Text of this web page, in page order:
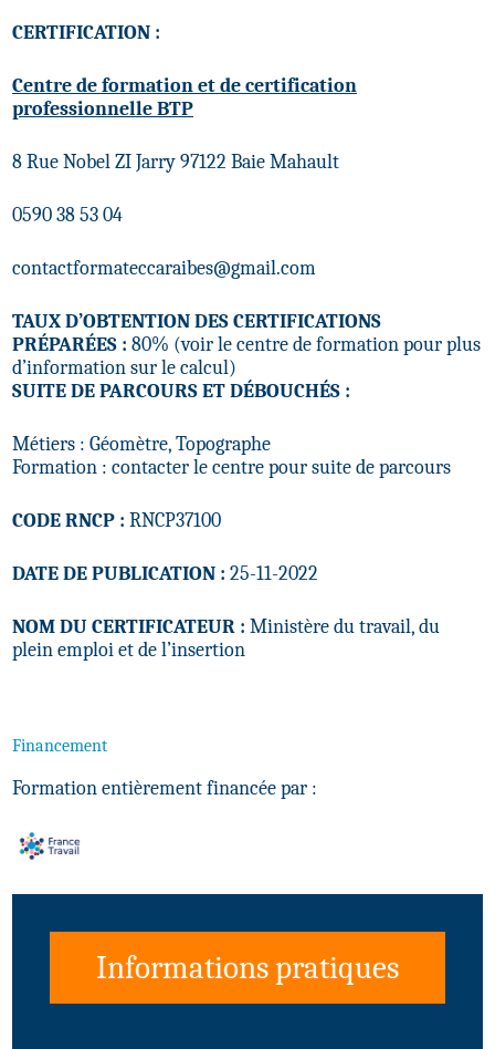
CERTIFICATION :
Centre de formation et de certification
professionnelle BTP
8 Rue Nobel ZI Jarry 97122 Baie Mahault
0590 38 53 04
contactformateccaraibes@gmail.com
TAUX D’OBTENTION DES CERTIFICATIONS
PRÉPARÉES : 80% (voir le centre de formation pour plus
d’information sur le calcul)
SUITE DE PARCOURS ET DÉBOUCHÉS :
Métiers : Géomètre, Topographe
Formation : contacter le centre pour suite de parcours
CODE RNCP : RNCP37100
DATE DE PUBLICATION : 25-11-2022
NOM DU CERTIFICATEUR : Ministère du travail, du
plein emploi et de l’insertion
Financement
Formation entièrement financée par :
Informations pratiques